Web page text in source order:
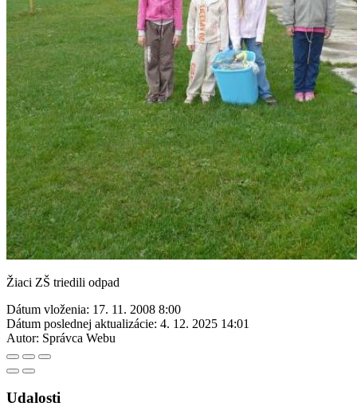
Žiaci ZŠ triedili odpad
Dátum vloženia: 17. 11. 2008 8:00
Dátum poslednej aktualizácie: 4. 12. 2025 14:01
Autor: Správca Webu
Udalosti